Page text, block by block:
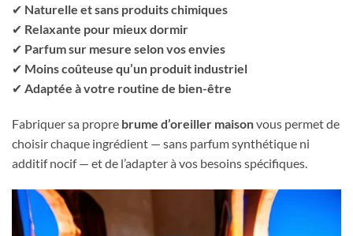
✔ Naturelle et sans produits chimiques
✔ Relaxante pour mieux dormir
✔ Parfum sur mesure selon vos envies
✔ Moins coûteuse qu’un produit industriel
✔ Adaptée à votre routine de bien-être
Fabriquer sa propre brume d’oreiller maisonvous permet de
choisir chaque ingrédient — sans parfum synthétique ni
additif nocif — et de l’adapter à vos besoins spécifiques.